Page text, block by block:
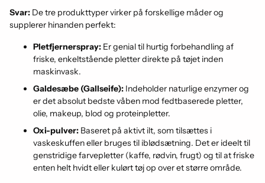
Svar: De tre produkttyper virker på forskellige måder og
supplerer hinanden perfekt:
Pletfjernerspray: Er genial til hurtig forbehandling af
friske, enkeltstående pletter direkte på tøjet inden
maskinvask.
Galdesæbe (Gallseife): Indeholder naturlige enzymer og
er det absolut bedste våben mod fedtbaserede pletter,
olie, makeup, blod og proteinpletter.
Oxi-pulver: Baseret på aktivt ilt, som tilsættes i
vaskeskuffen eller bruges til iblødsætning. Det er ideelt til
genstridige farvepletter (kaffe, rødvin, frugt) og til at friske
enten helt hvidt eller kulørt tøj op over et større område.